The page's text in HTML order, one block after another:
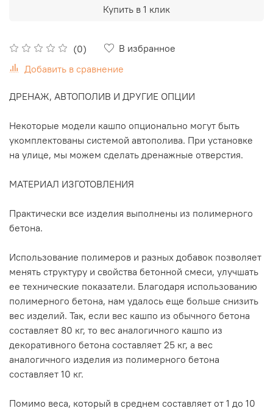
(0)
В избранное
Добавить в сравнение
Купить в 1 клик
ДРЕНАЖ, АВТОПОЛИВ И ДРУГИЕ ОПЦИИ
Некоторые модели кашпо опционально могут быть
укомплектованы системой автополива. При установке
на улице, мы можем сделать дренажные отверстия.
МАТЕРИАЛ ИЗГОТОВЛЕНИЯ
Практически все изделия выполнены из полимерного
бетона.
Использование полимеров и разных добавок позволяет
менять структуру и свойства бетонной смеси, улучшать
ее технические показатели. Благодаря использованию
полимерного бетона, нам удалось еще больше снизить
вес изделий. Так, если вес кашпо из обычного бетона
составляет 80 кг, то вес аналогичного кашпо из
декоративного бетона составляет 25 кг, а вес
аналогичного изделия из полимерного бетона
составляет 10 кг.
Помимо веса, который в среднем составляет от 1 до 10